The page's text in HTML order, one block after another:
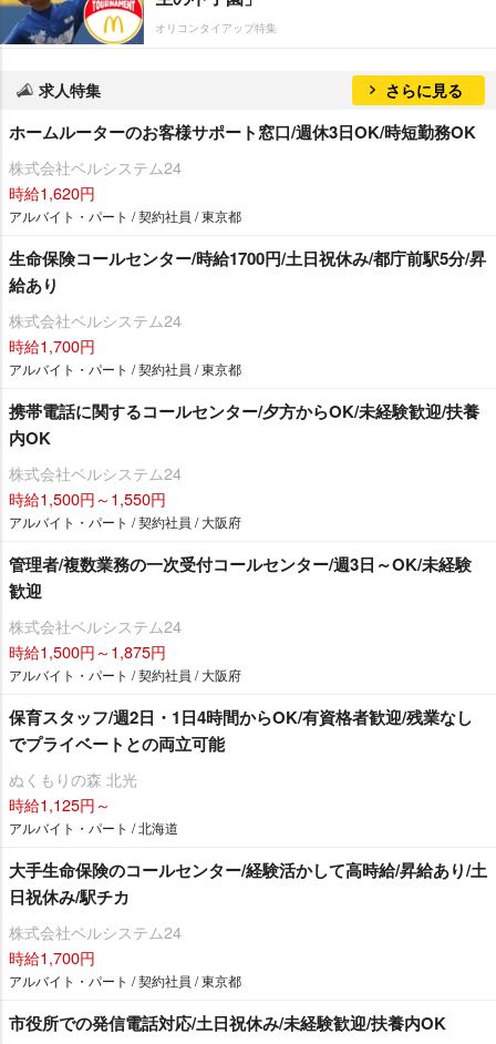
オリコンタイアップ特集
求人特集 さらに見る
ホームルーターのお客様サポート窓口/週休3日OK/時短勤務OK
株式会社ベルシステム24
時給1,620円
アルバイト・パート / 契約社員 / 東京都
生命保険コールセンター/時給1700円/土日祝休み/都庁前駅5分/昇
給あり
株式会社ベルシステム24
時給1,700円
アルバイト・パート / 契約社員 / 東京都
携帯電話に関するコールセンター/夕方からOK/未経験歓迎/扶養
内OK
株式会社ベルシステム24
時給1,500円～1,550円
アルバイト・パート / 契約社員 / 大阪府
管理者/複数業務の一次受付コールセンター/週3日～OK/未経験
歓迎
株式会社ベルシステム24
時給1,500円～1,875円
アルバイト・パート / 契約社員 / 大阪府
保育スタッフ/週2日・1日4時間からOK/有資格者歓迎/残業なし
でプライベートとの両立可能
ぬくもりの森 北光
時給1,125円～
アルバイト・パート / 北海道
大手生命保険のコールセンター/経験活かして高時給/昇給あり/土
日祝休み/駅チカ
株式会社ベルシステム24
時給1,700円
アルバイト・パート / 契約社員 / 東京都
市役所での発信電話対応/土日祝休み/未経験歓迎/扶養内OK